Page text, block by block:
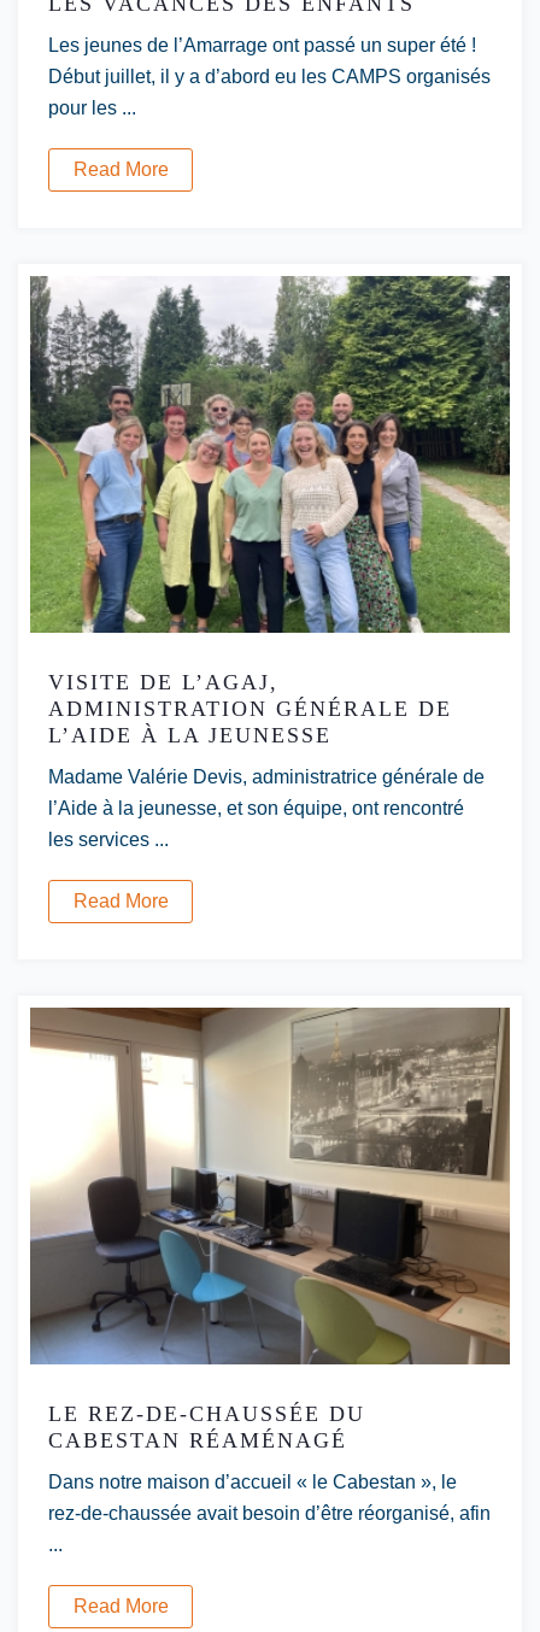
Les jeunes de l’Amarrage ont passé un super été !
Début juillet, il y a d’abord eu les CAMPS organisés
pour les ...
Read More
VISITE DE L’AGAJ,
ADMINISTRATION GÉNÉRALE DE
L’AIDE À LA JEUNESSE
Madame Valérie Devis, administratrice générale de
l’Aide à la jeunesse, et son équipe, ont rencontré
les services ...
Read More
LE REZ-DE-CHAUSSÉE DU
CABESTAN RÉAMÉNAGÉ
Dans notre maison d’accueil « le Cabestan », le
rez-de-chaussée avait besoin d’être réorganisé, afin
...
Read More